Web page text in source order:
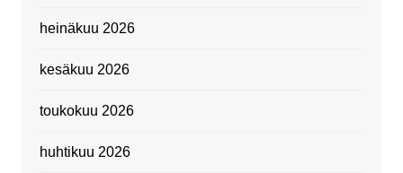
heinäkuu 2026
kesäkuu 2026
toukokuu 2026
huhtikuu 2026